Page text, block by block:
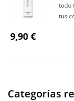
todo
tus
9,90 €
Categorías